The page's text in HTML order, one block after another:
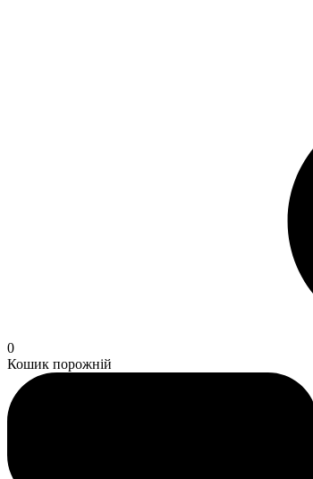
0
Кошик порожній